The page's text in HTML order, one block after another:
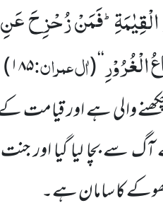
الْقِیٰمَةِؕ-فَمَنْزُحْزِحَعَنِ
الْغُرُوْرِ‘‘
(اٰل عمران:۱۸۵)
والی ہے اور قیامت
لیا گیا اور جنت
کا سامان ہے۔